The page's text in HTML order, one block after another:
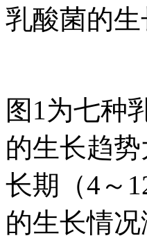
乳酸菌的
图1为七种
的生长趋
长期（4～
的生长情